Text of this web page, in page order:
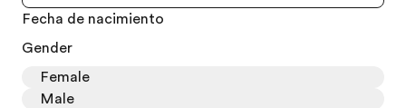
Fecha de nacimiento
Gender
Female
Male